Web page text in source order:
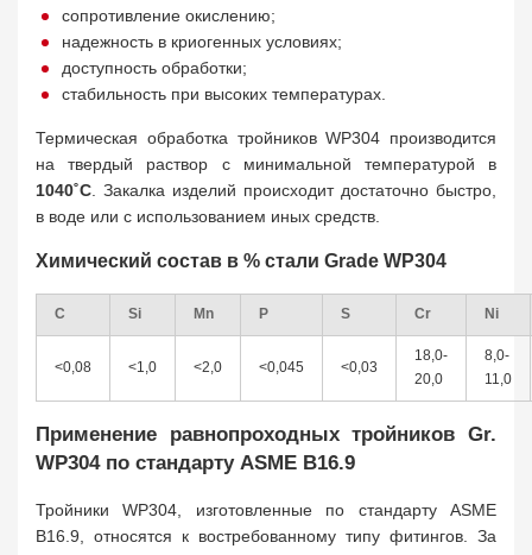
сопротивление окислению;
надежность в криогенных условиях;
доступность обработки;
стабильность при высоких температурах.
Термическая обработка тройников WP304 производится
на твердый раствор с минимальной температурой в
1040˚С . Закалка изделий происходит достаточно быстро,
в воде или с использованием иных средств.
Химический состав в % стали Grade WP304
C Si Mn P S Cr Ni
<0,08 <1,0 <2,0 <0,045 <0,03
18,0-
20,0
8,0-
11,0
Применение равнопроходных тройников Gr.
WP304 по стандарту ASME B16.9
Тройники WP304, изготовленные по стандарту ASME
B16.9, относятся к востребованному типу фитингов. За